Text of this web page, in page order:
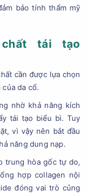
bảo tính thẩm mỹ
tái tạo
cần được lựa chọn
da cổ.
nhờ khả năng kích
tái tạo biểu bì. Tuy
vì vậy nên bắt đầu
năng dung nạp.
trung hòa gốc tự do,
hợp collagen nội
đóng vai trò củng